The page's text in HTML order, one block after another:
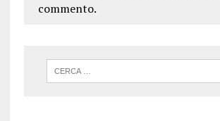
commento.